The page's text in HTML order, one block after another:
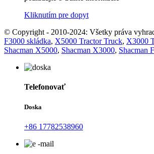
Kliknutím pre dopyt
© Copyright - 2010-2024: Všetky práva
F3000 skládka, X5000 Tractor Truck, X3000
Shacman X5000, Shacman X3000, Shacman
Telefonovať
Doska
+86 17782538960